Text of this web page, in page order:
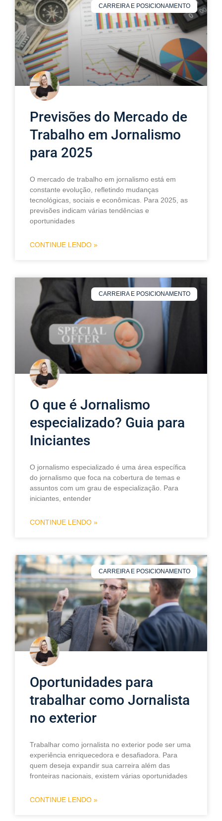
CARREIRA E POSICIONAMENTO
Previsões do Mercado de
Trabalho em Jornalismo
para 2025
O mercado de trabalho em jornalismo está em
constante evolução, refletindo mudanças
tecnológicas, sociais e econômicas. Para 2025, as
previsões indicam várias tendências e
oportunidades
CONTINUE LENDO »
CARREIRA E POSICIONAMENTO
O que é Jornalismo
especializado? Guia para
Iniciantes
O jornalismo especializado é uma área específica
do jornalismo que foca na cobertura de temas e
assuntos com um grau de especialização. Para
iniciantes, entender
CONTINUE LENDO »
CARREIRA E POSICIONAMENTO
Oportunidades para
trabalhar como Jornalista
no exterior
Trabalhar como jornalista no exterior pode ser uma
experiência enriquecedora e desafiadora. Para
quem deseja expandir sua carreira além das
fronteiras nacionais, existem várias oportunidades
CONTINUE LENDO »